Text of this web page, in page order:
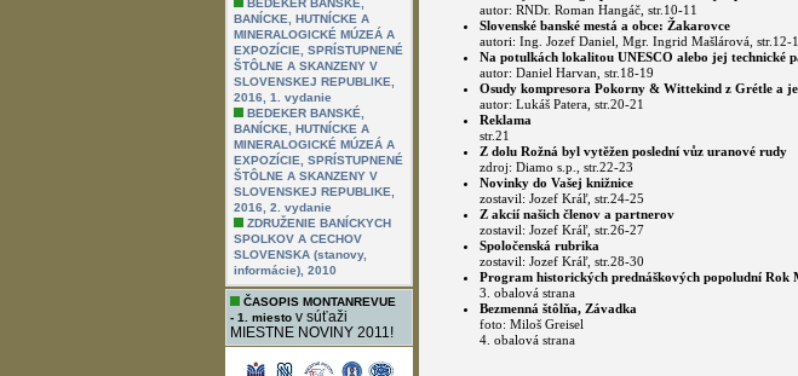
BEDEKER BANSKÉ,
BANÍCKE, HUTNÍCKE A
MINERALOGICKÉ MÚZEÁ A
EXPOZÍCIE, SPRÍSTUPNENÉ
ŠTÔLNE A SKANZENY V
SLOVENSKEJ REPUBLIKE,
2016, 1. vydanie
BEDEKER BANSKÉ,
BANÍCKE, HUTNÍCKE A
MINERALOGICKÉ MÚZEÁ A
EXPOZÍCIE, SPRÍSTUPNENÉ
ŠTÔLNE A SKANZENY V
SLOVENSKEJ REPUBLIKE,
2016, 2. vydanie
ZDRUŽENIE BANÍCKYCH
SPOLKOV A CECHOV
SLOVENSKA (stanovy,
informácie), 2010
ČASOPIS MONTANREVUE
- 1. miesto v súťaži
MIESTNE NOVINY 2011!
autor: RNDr. Roman Hangáč, str.10-11
Slovenské banské mestá a obce: Žakarovce
autori: Ing. Jozef Daniel, Mgr. Ingrid Mašlárová, str.12-
Na potulkách lokalitou UNESCO alebo jej technické
autor: Daniel Harvan, str.18-19
Osudy kompresora Pokorny & Wittekind z Grétle a
autor: Lukáš Patera, str.20-21
Reklama
str.21
Z dolu Rožná byl vytěžen poslední vůz uranové rudy
zdroj: Diamo s.p., str.22-23
Novinky do Vašej knižnice
zostavil: Jozef Kráľ, str.24-25
Z akcií našich členov a partnerov
zostavil: Jozef Kráľ, str.26-27
Spoločenská rubrika
zostavil: Jozef Kráľ, str.28-30
Program historických prednáškových popoludní Rok
3. obalová strana
Bezmenná štôlňa, Závadka
foto: Miloš Greisel
4. obalová strana